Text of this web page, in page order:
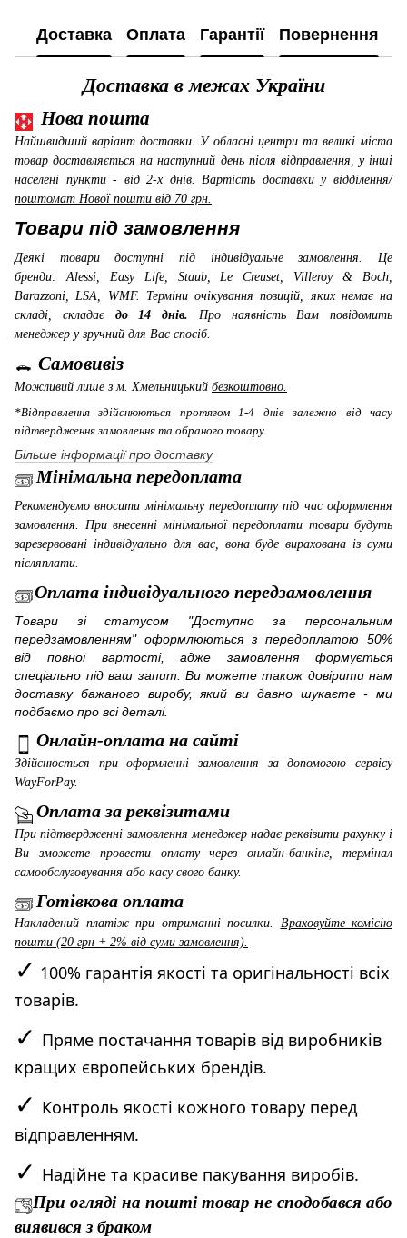
Доставка Оплата Гарантії Повернення
Доставка в межах України
Нова пошта
Найшвидший варіант доставки. У обласні центри та великі міста
товар доставляється на наступний день після відправлення, у інші
населені пункти - від 2-х днів. Вартість доставки у відділення/
поштомат Нової пошти від 70 грн.
Товари під замовлення
Деякі товари доступні під індивідуальне замовлення. Це
бренди: Alessi, Easy Life, Staub, Le Creuset, Villeroy & Boch,
Barazzoni, LSA, WMF. Терміни очікування позицій, яких немає на
складі, складає до 14 днів. Про наявність Вам повідомить
менеджер у зручний для Вас спосіб.
Самовивіз
Можливий лише з м. Хмельницький безкоштовно.
*Відправлення здійснюються протягом 1-4 днів залежно від часу
підтвердження замовлення та обраного товару.
Більше інформації про доставку
Мінімальна передоплата
Рекомендуємо вносити мінімальну передоплату під час оформлення
замовлення. При внесенні мінімальної передоплати товари будуть
зарезервовані індивідуально для вас, вона буде вирахована із суми
післяплати.
Оплата індивідуального передзамовлення
Товари зі статусом "Доступно за персональним
передзамовленням" оформлюються з передоплатою 50%
від повної вартості, адже замовлення формується
спеціально під ваш запит. Ви можете також довірити нам
доставку бажаного виробу, який ви давно шукаєте - ми
подбаємо про всі деталі.
Онлайн-оплата на сайті
Здійснюється при оформленні замовлення за допомогою сервісу
WayForPay.
Оплата за реквізитами
При підтвердженні замовлення менеджер надає реквізити рахунку і
Ви зможете провести оплату через онлайн-банкінг, термінал
самообслуговування або касу свого банку.
Готівкова оплата
Накладений платіж при отриманні посилки. Враховуйте комісію
пошти (20 грн + 2% від суми замовлення).
✓ 100% гарантія якості та оригінальності всіх
товарів.
✓ Пряме постачання товарів від виробників
кращих європейських брендів.
✓ Контроль якості кожного товару перед
відправленням.
✓ Надійне та красиве пакування виробів.
При огляді на пошті товар не сподобався або
виявився з браком